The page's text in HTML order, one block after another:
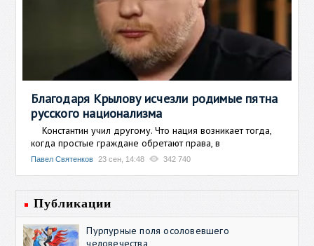
Благодаря Крылову исчезли родимые пятна
русского национализма
Константин учил другому. Что нация возникает тогда,
когда простые граждане обретают права, в
Павел Святенков 23 сен, 14:48 342 740
Публикации
Пурпурные поля осоловевшего
человечества